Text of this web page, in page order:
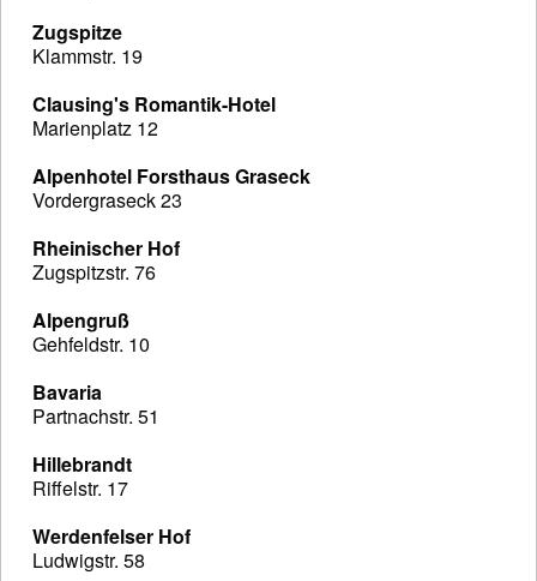
Zugspitze
Klammstr. 19
Clausing's Romantik-Hotel
Marienplatz 12
Alpenhotel Forsthaus Graseck
Vordergraseck 23
Rheinischer Hof
Zugspitzstr. 76
Alpengruß
Gehfeldstr. 10
Bavaria
Partnachstr. 51
Hillebrandt
Riffelstr. 17
Werdenfelser Hof
Ludwigstr. 58